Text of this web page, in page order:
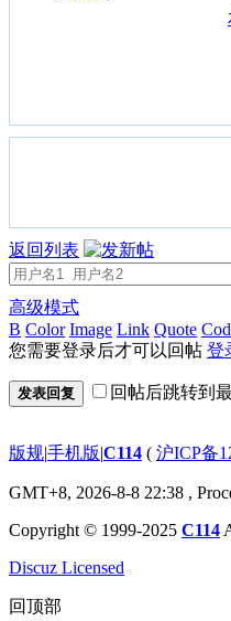
返回列表
高级模式
B Color Image Link Quote
您需要登录后才可以回帖 登
发表回复 回帖后跳转到
版规|手机版|C114 ( 沪ICP备
GMT+8, 2026-8-8 22:38 ,
Copyright © 1999-2025 C114
Discuz Licensed
回顶部